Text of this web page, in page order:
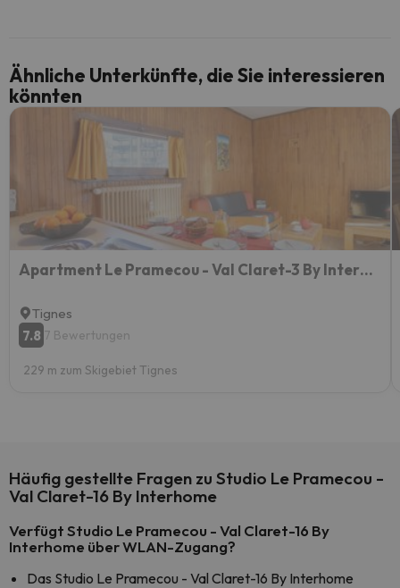
Ähnliche Unterkünfte, die Sie interessieren
könnten
Apartment Le Pramecou - Val Claret-3 By Interhome
Tignes
7.8 7 Bewertungen
229 m zum Skigebiet Tignes
Häufig gestellte Fragen zu Studio Le Pramecou -
Val Claret-16 By Interhome
Verfügt Studio Le Pramecou - Val Claret-16 By
Interhome über WLAN-Zugang?
Das Studio Le Pramecou - Val Claret-16 By Interhome